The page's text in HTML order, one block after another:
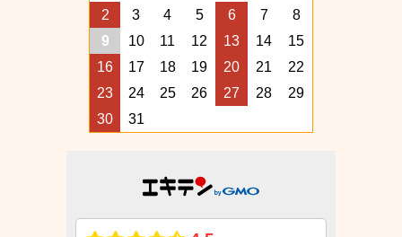
2
3 4 5 6 7
8
9
10 11 12 13 14
15
16
17 18 19 20 21
22
23
24 25 26 27 28
29
30
31